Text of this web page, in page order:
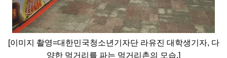
[이미지 촬영=대한민국청소년기자단 라유진 대학생기자, 다
양한 먹거리를 파는 먹거리촌의 모습.]